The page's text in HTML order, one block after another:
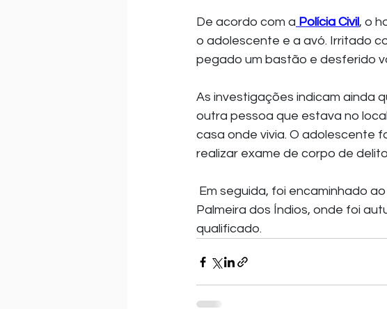
De acordo com a Polícia Civil, o
o adolescente e a avó. Irritado
pegado um bastão e desferido
As investigações indicam ainda
outra pessoa que estava no
casa onde vivia. O adolescente
realizar exame de corpo de
Palmeira dos Índios, onde foi
qualificado.